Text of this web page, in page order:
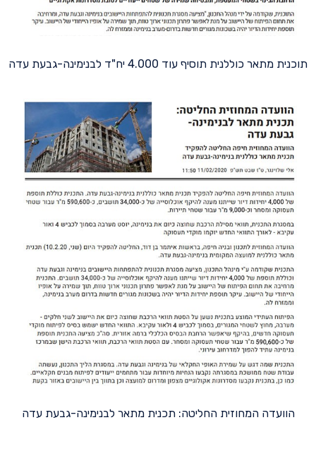
תוכנית מתאר כוללנית תוסיף עוד 4.000 יח"ד לבנימינה-גבעת עדה
הוועדה המחוזית החליטה: תכנית מתאר לבנימינה-גבעת עדה